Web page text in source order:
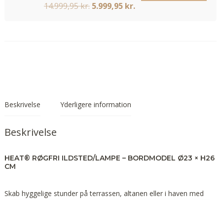
14.999,95kr. 5.999,95 kr.
Beskrivelse Yderligere information
Beskrivelse
HEAT® RØGFRI ILDSTED/LAMPE – BORDMODEL Ø23 × H26
CM
Skab hyggelige stunder på terrassen, altanen eller i haven med